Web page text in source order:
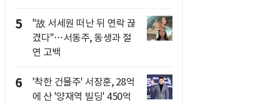
5
"故 서세원 떠난 뒤 연락 끊
겼다"…서동주, 동생과 절
연 고백
6
'착한 건물주' 서장훈, 28억
에 산 '양재역 빌딩' 450억